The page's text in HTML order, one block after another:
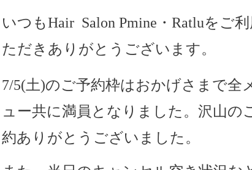
いつもHair Salon Pmine・Ratluをご
ただきありがとうございます。
7/5(土)のご予約枠はおかげさまで全
ュー共に満員となりました。沢山の
約ありがとうございました。